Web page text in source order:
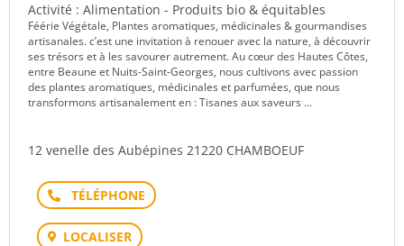
Activité : Alimentation - Produits bio & équitables
Féérie Végétale, Plantes aromatiques, médicinales & gourmandises
artisanales. c’est une invitation à renouer avec la nature, à découvrir
ses trésors et à les savourer autrement. Au cœur des Hautes Côtes,
entre Beaune et Nuits-Saint-Georges, nous cultivons avec passion
des plantes aromatiques, médicinales et parfumées, que nous
transformons artisanalement en : Tisanes aux saveurs ...
12 venelle des Aubépines 21220 CHAMBOEUF
Téléphone
LOCALISER